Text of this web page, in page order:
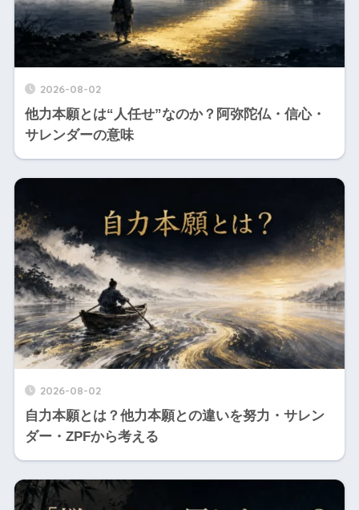
2026-08-02
他力本願とは“人任せ”なのか？阿弥陀仏・信心・
サレンダーの意味
2026-08-02
自力本願とは？他力本願との違いを努力・サレン
ダー・ZPFから考える